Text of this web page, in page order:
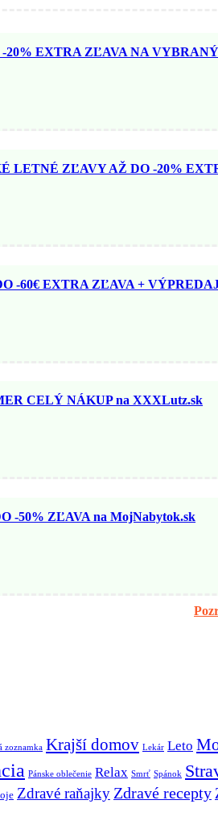
EXTRA ZĽAVA NA
LETNÉ ZĽAVY AŽ DO -20%
-60€ EXTRA ZĽAVA + VÝPREDAJ
CELÝ NÁKUP na XXXLutz.sk
-50% ZĽAVA na MojNabytok.sk
zoznamka Krajší domov Lekár Leto
Pánske oblečenie Relax Smrť Spánok
Zdravé raňajky Zdravé recepty